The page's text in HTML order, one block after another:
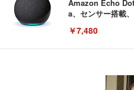
Amazon Echo
a、センサー搭載
￥7,480
[EdoErgo] オフィ
EIZO ビジネス向
Amazonベーシッ